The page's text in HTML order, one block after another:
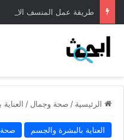
طريقة عمل المنسف الاردني
الرئيسية / صحة وجمال /
العناية بالبشرة والجسم صحة